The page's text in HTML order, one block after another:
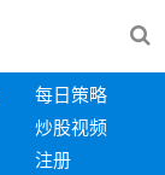
每日策略
炒股视频
注册